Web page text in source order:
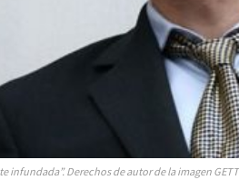
Derechos de autor de la imagen